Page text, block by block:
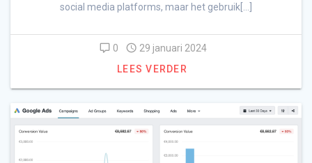
social media platforms, maar het gebruik[…]
0
29 januari 2024
LEES VERDER